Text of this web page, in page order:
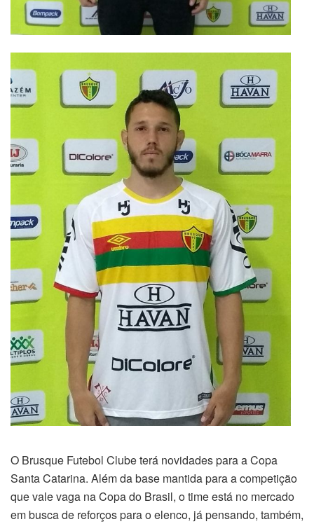
O Brusque Futebol Clube terá novidades para a Copa
Santa Catarina. Além da base mantida para a competição
que vale vaga na Copa do Brasil, o time está no mercado
em busca de reforços para o elenco, já pensando, também,